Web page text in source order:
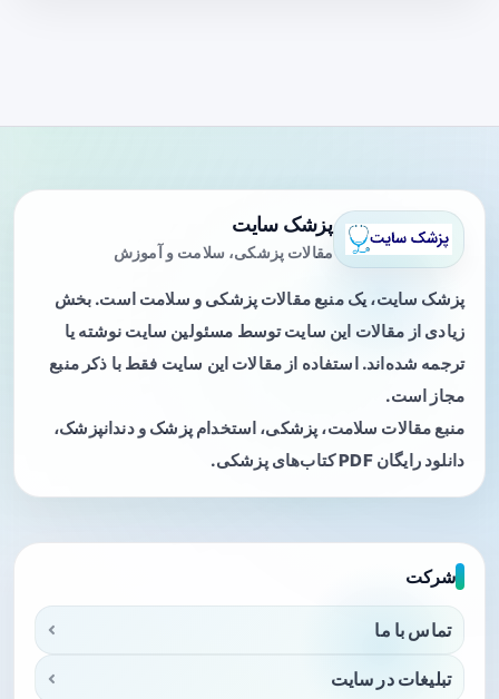
پزشک سایت
مقالات پزشکی، سلامت و آموزش
پزشک سایت، یک منبع مقالات پزشکی و سلامت است. بخش
زیادی از مقالات این سایت توسط مسئولین سایت نوشته یا
ترجمه شده‌اند. استفاده از مقالات این سایت فقط با ذکر منبع
مجاز است.
منبع مقالات سلامت، پزشکی، استخدام پزشک و دندانپزشک،
دانلود رایگان PDF کتاب‌های پزشکی.
شرکت
تماس با ما
تبلیغات در سایت